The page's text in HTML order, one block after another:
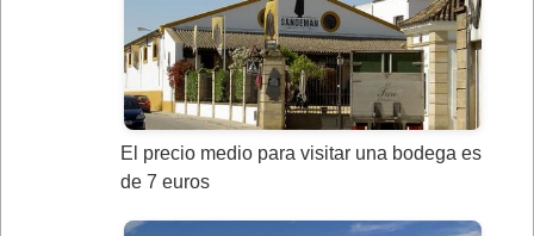
El precio medio para visitar una bodega es
de 7 euros